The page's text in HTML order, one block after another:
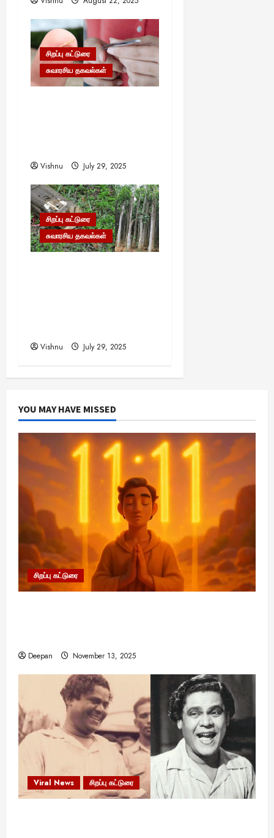
சிறப்பு கட்டுரை
சுவாரசிய தகவல்கள்
Vishnu July 29, 2025
சிறப்பு கட்டுரை
சுவாரசிய தகவல்கள்
Vishnu July 29, 2025
YOU MAY HAVE MISSED
சிறப்பு கட்டுரை
Deepan November 13, 2025
Viral News சிறப்பு கட்டுரை